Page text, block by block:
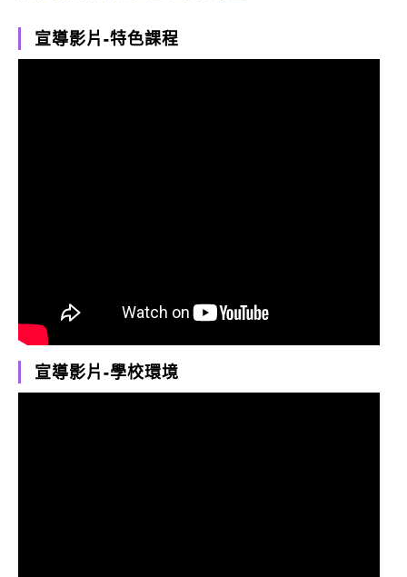
宣導影片-特色課程
宣導影片-學校環境